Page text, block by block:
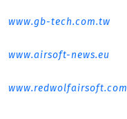
www.gb-tech.com.tw
www.airsoft-news.eu
www.redwolfairsoft.com